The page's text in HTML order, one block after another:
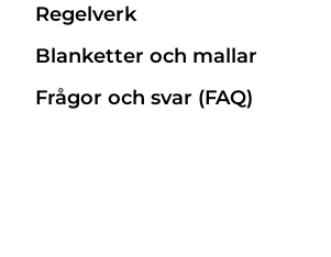
Regelverk
Blanketter och mallar
Frågor och svar (FAQ)